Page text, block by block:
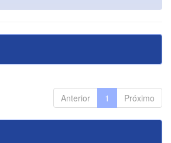
Anterior 1 Próximo